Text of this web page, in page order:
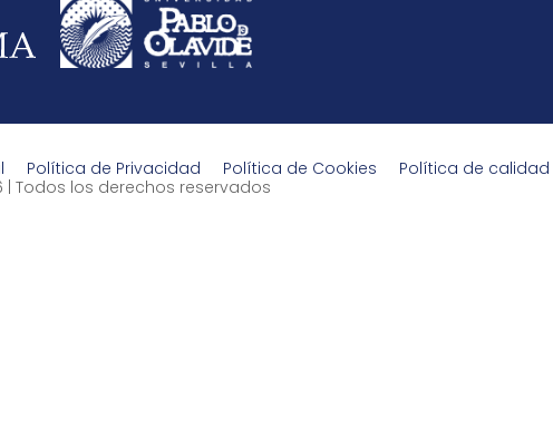
Política de Privacidad Política de Cookies Política de calidad
| Todos los derechos reservados